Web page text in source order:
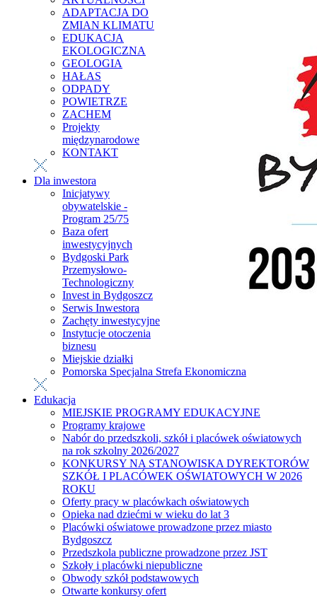
ADAPTACJA DO
ZMIAN KLIMATU
EDUKACJA
EKOLOGICZNA
GEOLOGIA
HAŁAS
ODPADY
POWIETRZE
ZACHEM
Projekty
międzynarodowe
KONTAKT
Dla inwestora
Inicjatywy
obywatelskie -
Program 25/75
Baza ofert
inwestycyjnych
Bydgoski Park
Przemysłowo-
Technologiczny
Invest in Bydgoszcz
Serwis Inwestora
Zachęty inwestycyjne
Instytucje otoczenia
biznesu
Miejskie działki
Pomorska Specjalna Strefa Ekonomiczna
Edukacja
MIEJSKIE PROGRAMY EDUKACYJNE
Programy krajowe
Nabór do przedszkoli, szkół i placówek oświatowych
na rok szkolny 2026/2027
KONKURSY NA STANOWISKA DYREKTORÓW
SZKÓŁ I PLACÓWEK OŚWIATOWYCH W 2026
ROKU
Oferty pracy w placówkach oświatowych
Opieka nad dziećmi w wieku do lat 3
Placówki oświatowe prowadzone przez miasto
Bydgoszcz
Przedszkola publiczne prowadzone przez JST
Szkoły i placówki niepubliczne
Obwody szkół podstawowych
Otwarte konkursy ofert